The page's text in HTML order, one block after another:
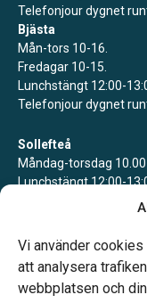
Vi använder
att analysera
webbplatsen och
Telefonjour dygnet
Bjästa
Mån-tors 10-16.
Fredagar 10-15.
Lunchstängt 12:00-
Telefonjour dygnet
Sollefteå
Måndag-torsdag
Lunchstängt 12:00-
Telefonjour dygnet
Ullånger
Bokade mötestider.